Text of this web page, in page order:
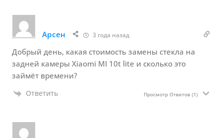
Арсен 3 года назад
Добрый день, какая стоимость замены стекла на
задней камеры Xiaomi MI 10t lite и сколько это
займёт времени?
Ответить Просмотр Ответов(1)